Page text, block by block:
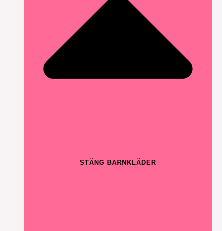
STÄNG BARNKLÄDER